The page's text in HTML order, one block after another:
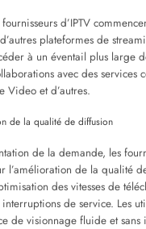
d’IPTV
plateformes de
à un éventail plus large
avec des services
Video et d’autres.
de la qualité de diffusion
de la demande, les
l’amélioration de la qualité
des vitesses de
de service. Les
de visionnage fluide et sans